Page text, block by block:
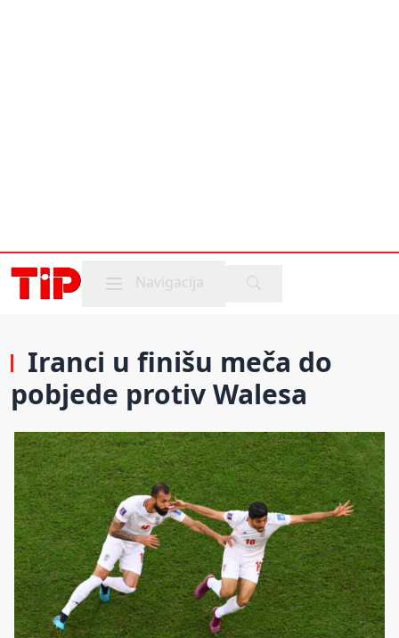
Mobile menu
Navigacija
Iranci u finišu meča do
pobjede protiv Walesa